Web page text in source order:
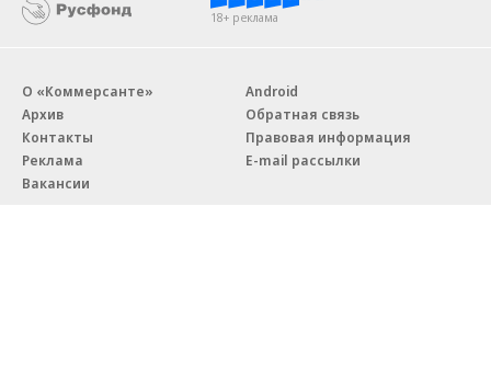
18+ реклама
О «Коммерсанте»
Архив
Контакты
Реклама
Вакансии
Android
Обратная связь
Правовая информация
E-mail рассылки